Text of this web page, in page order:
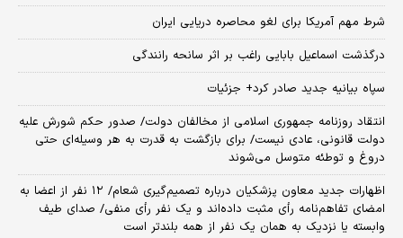
شرط مهم آمریکا برای لغو محاصره دریایی ایران
درگذشت اسماعیل بابایی راغب بر اثر سانحه رانندگی
سپاه بیانیه جدید صادر کرد+ جزئیات
انتقاد روزنامه جمهوری اسلامی از مخالفان دولت/ صدور حکم شورش علیه
دولت قانونی، عادی نیست/ برای بازگشت به قدرت به هر وسیله‌ای حتی
دروغ و توطئه متوسل می‌شوند
اظهارات جدید معاون پزشکیان درباره تصمیم‌گیری شعام/ ۱۲ نفر از اعضا به
امضای تفاهم‌نامه رأی مثبت داده‌اند و یک نفر رأی منفی/ صدای طیف
وابسته یا نزدیک به همان یک نفر از همه بلندتر است